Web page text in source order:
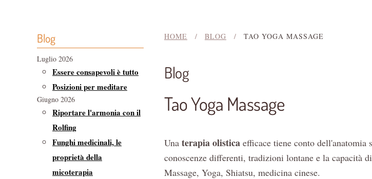
HOME BLOG TAO YOGA MASSAGE
Blog
Tao Yoga Massage
Una terapia olistica efficace tiene conto dell'anatomia
conoscenze differenti, tradizioni lontane e la capacità
Massage, Yoga, Shiatsu, medicina cinese.
Blog
Luglio 2026
Essere consapevoli è tutto
Posizioni per meditare
Giugno 2026
Riportare l'armonia con il
Rolfing
Funghi medicinali, le
proprietà della
micoterapia